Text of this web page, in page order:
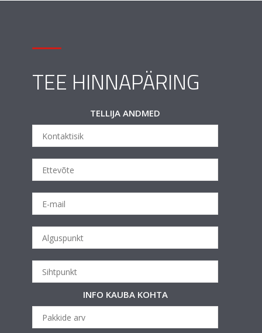
TEE HINNAPÄRING
TELLIJA ANDMED
INFO KAUBA KOHTA